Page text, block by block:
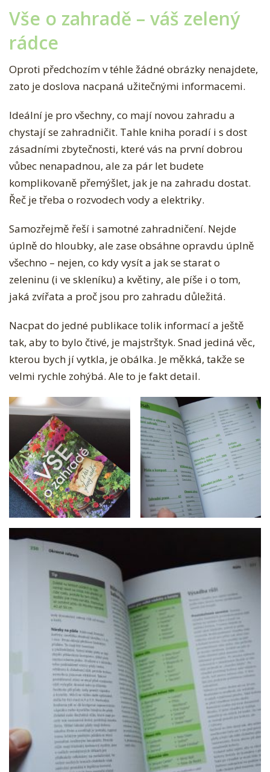
Vše o zahradě – váš zelený
rádce
Oproti předchozím v téhle žádné obrázky nenajdete,
zato je doslova nacpaná užitečnými informacemi.
Ideální je pro všechny, co mají novou zahradu a
chystají se zahradničit. Tahle kniha poradí i s dost
zásadními zbytečnosti, které vás na první dobrou
vůbec nenapadnou, ale za pár let budete
komplikovaně přemýšlet, jak je na zahradu dostat.
Řeč je třeba o rozvodech vody a elektriky.
Samozřejmě řeší i samotné zahradničení. Nejde
úplně do hloubky, ale zase obsáhne opravdu úplně
všechno – nejen, co kdy vysít a jak se starat o
zeleninu (i ve skleníku) a květiny, ale píše i o tom,
jaká zvířata a proč jsou pro zahradu důležitá.
Nacpat do jedné publikace tolik informací a ještě
tak, aby to bylo čtivé, je majstrštyk. Snad jediná věc,
kterou bych jí vytkla, je obálka. Je měkká, takže se
velmi rychle zohýbá. Ale to je fakt detail.